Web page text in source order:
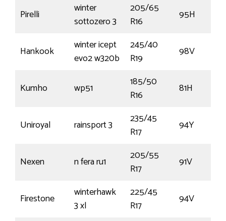
Pirelli
winter
sottozero 3
205/65
R16
95H
Hankook
winter icept
evo2 w320b
245/40
R19
98V
Kumho wp51
185/50
R16
81H
Uniroyal rainsport 3
235/45
R17
94Y
Nexen n fera ru1
205/55
R17
91V
Firestone
winterhawk
3 xl
225/45
R17
94V